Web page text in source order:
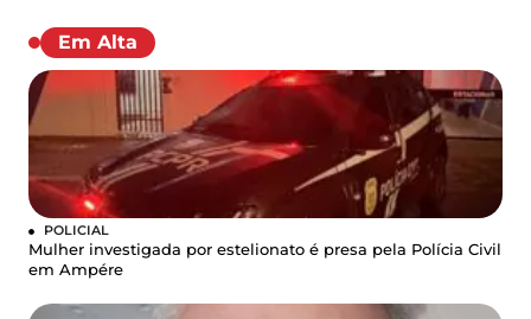
Em Alta
POLICIAL
Mulher investigada por estelionato é presa pela Polícia Civil
em Ampére